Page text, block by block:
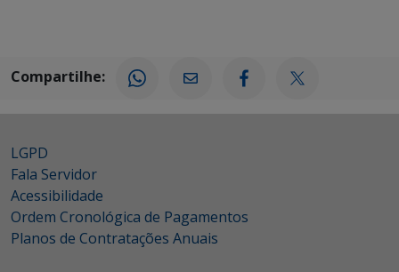
Compartilhe:
LGPD
Fala Servidor
Acessibilidade
Ordem Cronológica de Pagamentos
Planos de Contratações Anuais